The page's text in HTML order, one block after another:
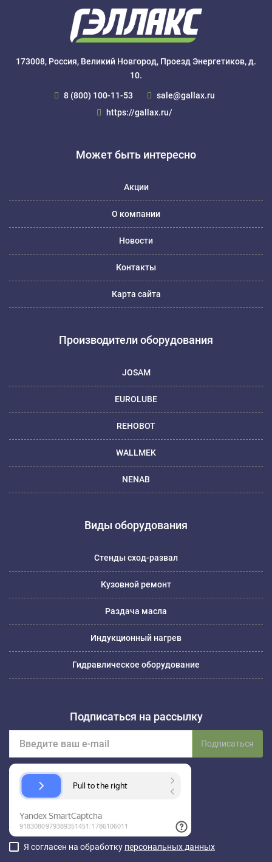
173008, Россия, Великий Новгород, Проезд Энергетиков, д.
10.
8 (800) 100-11-53
sale@gallax.ru
https://gallax.ru/
Может быть интересно
Акции
О компании
Новости
Контакты
Карта сайта
Производители оборудования
JOSAM
EUROLUBE
REHOBOT
WALLMEK
NENAB
Виды оборудования
Стенды сход-развал
Кузовной ремонт
Раздача масла
Индукционный нагрев
Гидравлическое оборудование
Подписаться на рассылку
Подписаться
Я согласен на обработку персональных данных